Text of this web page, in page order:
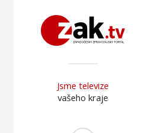
Jsme televize
vašeho kraje